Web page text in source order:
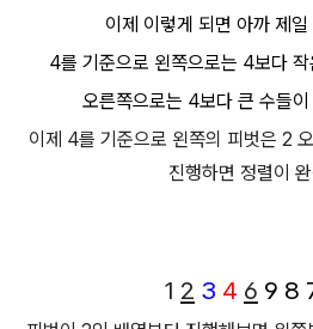
이제 이렇게 되면 아까 제
4를 기준으로 왼쪽으로는 4보다
오른쪽으로는 4보다 큰 수들
이제 4를 기준으로 왼쪽의 피벗은 2
진행하면 정렬이
1 2 3 4 6 9 8